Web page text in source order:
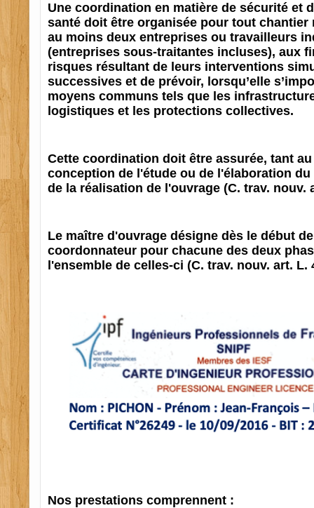
Une coordination en matière de sécurité et
santé doit être organisée pour tout chantier
au moins deux entreprises ou travailleurs
(entreprises sous-traitantes incluses), aux
risques résultant de leurs interventions
successives et de prévoir, lorsqu’elle
moyens communs tels que les
logistiques et les protections collectives.
Cette coordination doit être assurée, tant
conception de l'étude ou de l'élaboration
de la réalisation de l'ouvrage (C. trav. nouv.
Le maître d'ouvrage désigne dès le début
coordonnateur pour chacune des deux
l'ensemble de celles-ci (C. trav. nouv. art. L.
Nos prestations comprennent :